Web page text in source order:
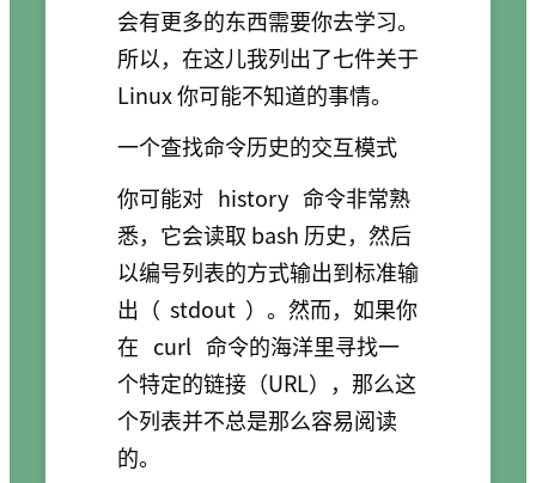
会有更多的东西需要你去学习。
所以，在这儿我列出了七件关于
Linux 你可能不知道的事情。
一个查找命令历史的交互模式
你可能对 history 命令非常熟
悉，它会读取 bash 历史，然后
以编号列表的方式输出到标准输
出（ stdout ）。然而，如果你
在 curl 命令的海洋里寻找一
个特定的链接（URL），那么这
个列表并不总是那么容易阅读
的。